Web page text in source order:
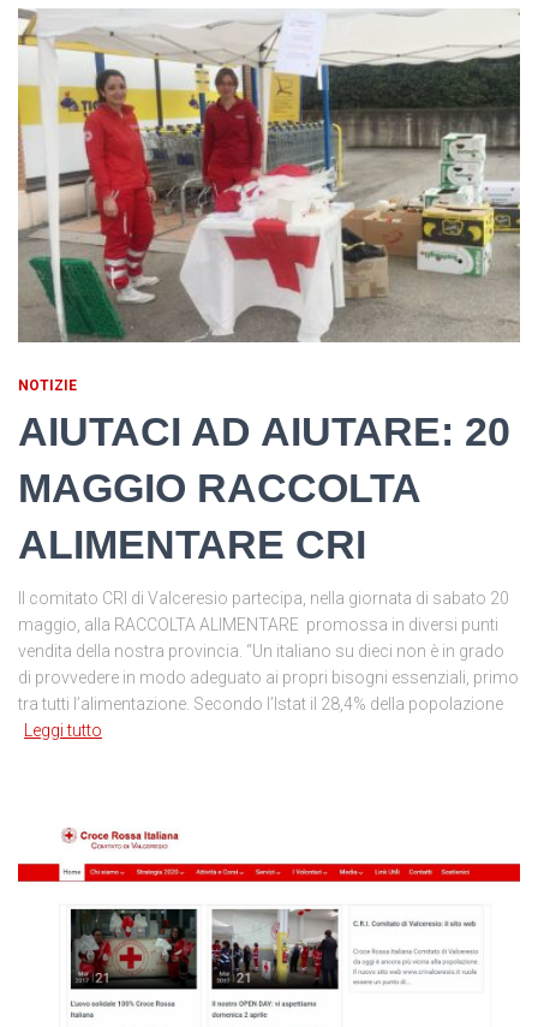
NOTIZIE
AIUTACI AD AIUTARE: 20
MAGGIO RACCOLTA
ALIMENTARE CRI
Il comitato CRI di Valceresio partecipa, nella giornata di sabato 20
maggio, alla RACCOLTA ALIMENTARE promossa in diversi punti
vendita della nostra provincia. “Un italiano su dieci non è in grado
di provvedere in modo adeguato ai propri bisogni essenziali, primo
tra tutti l’alimentazione. Secondo l’Istat il 28,4% della popolazione
Leggi tutto